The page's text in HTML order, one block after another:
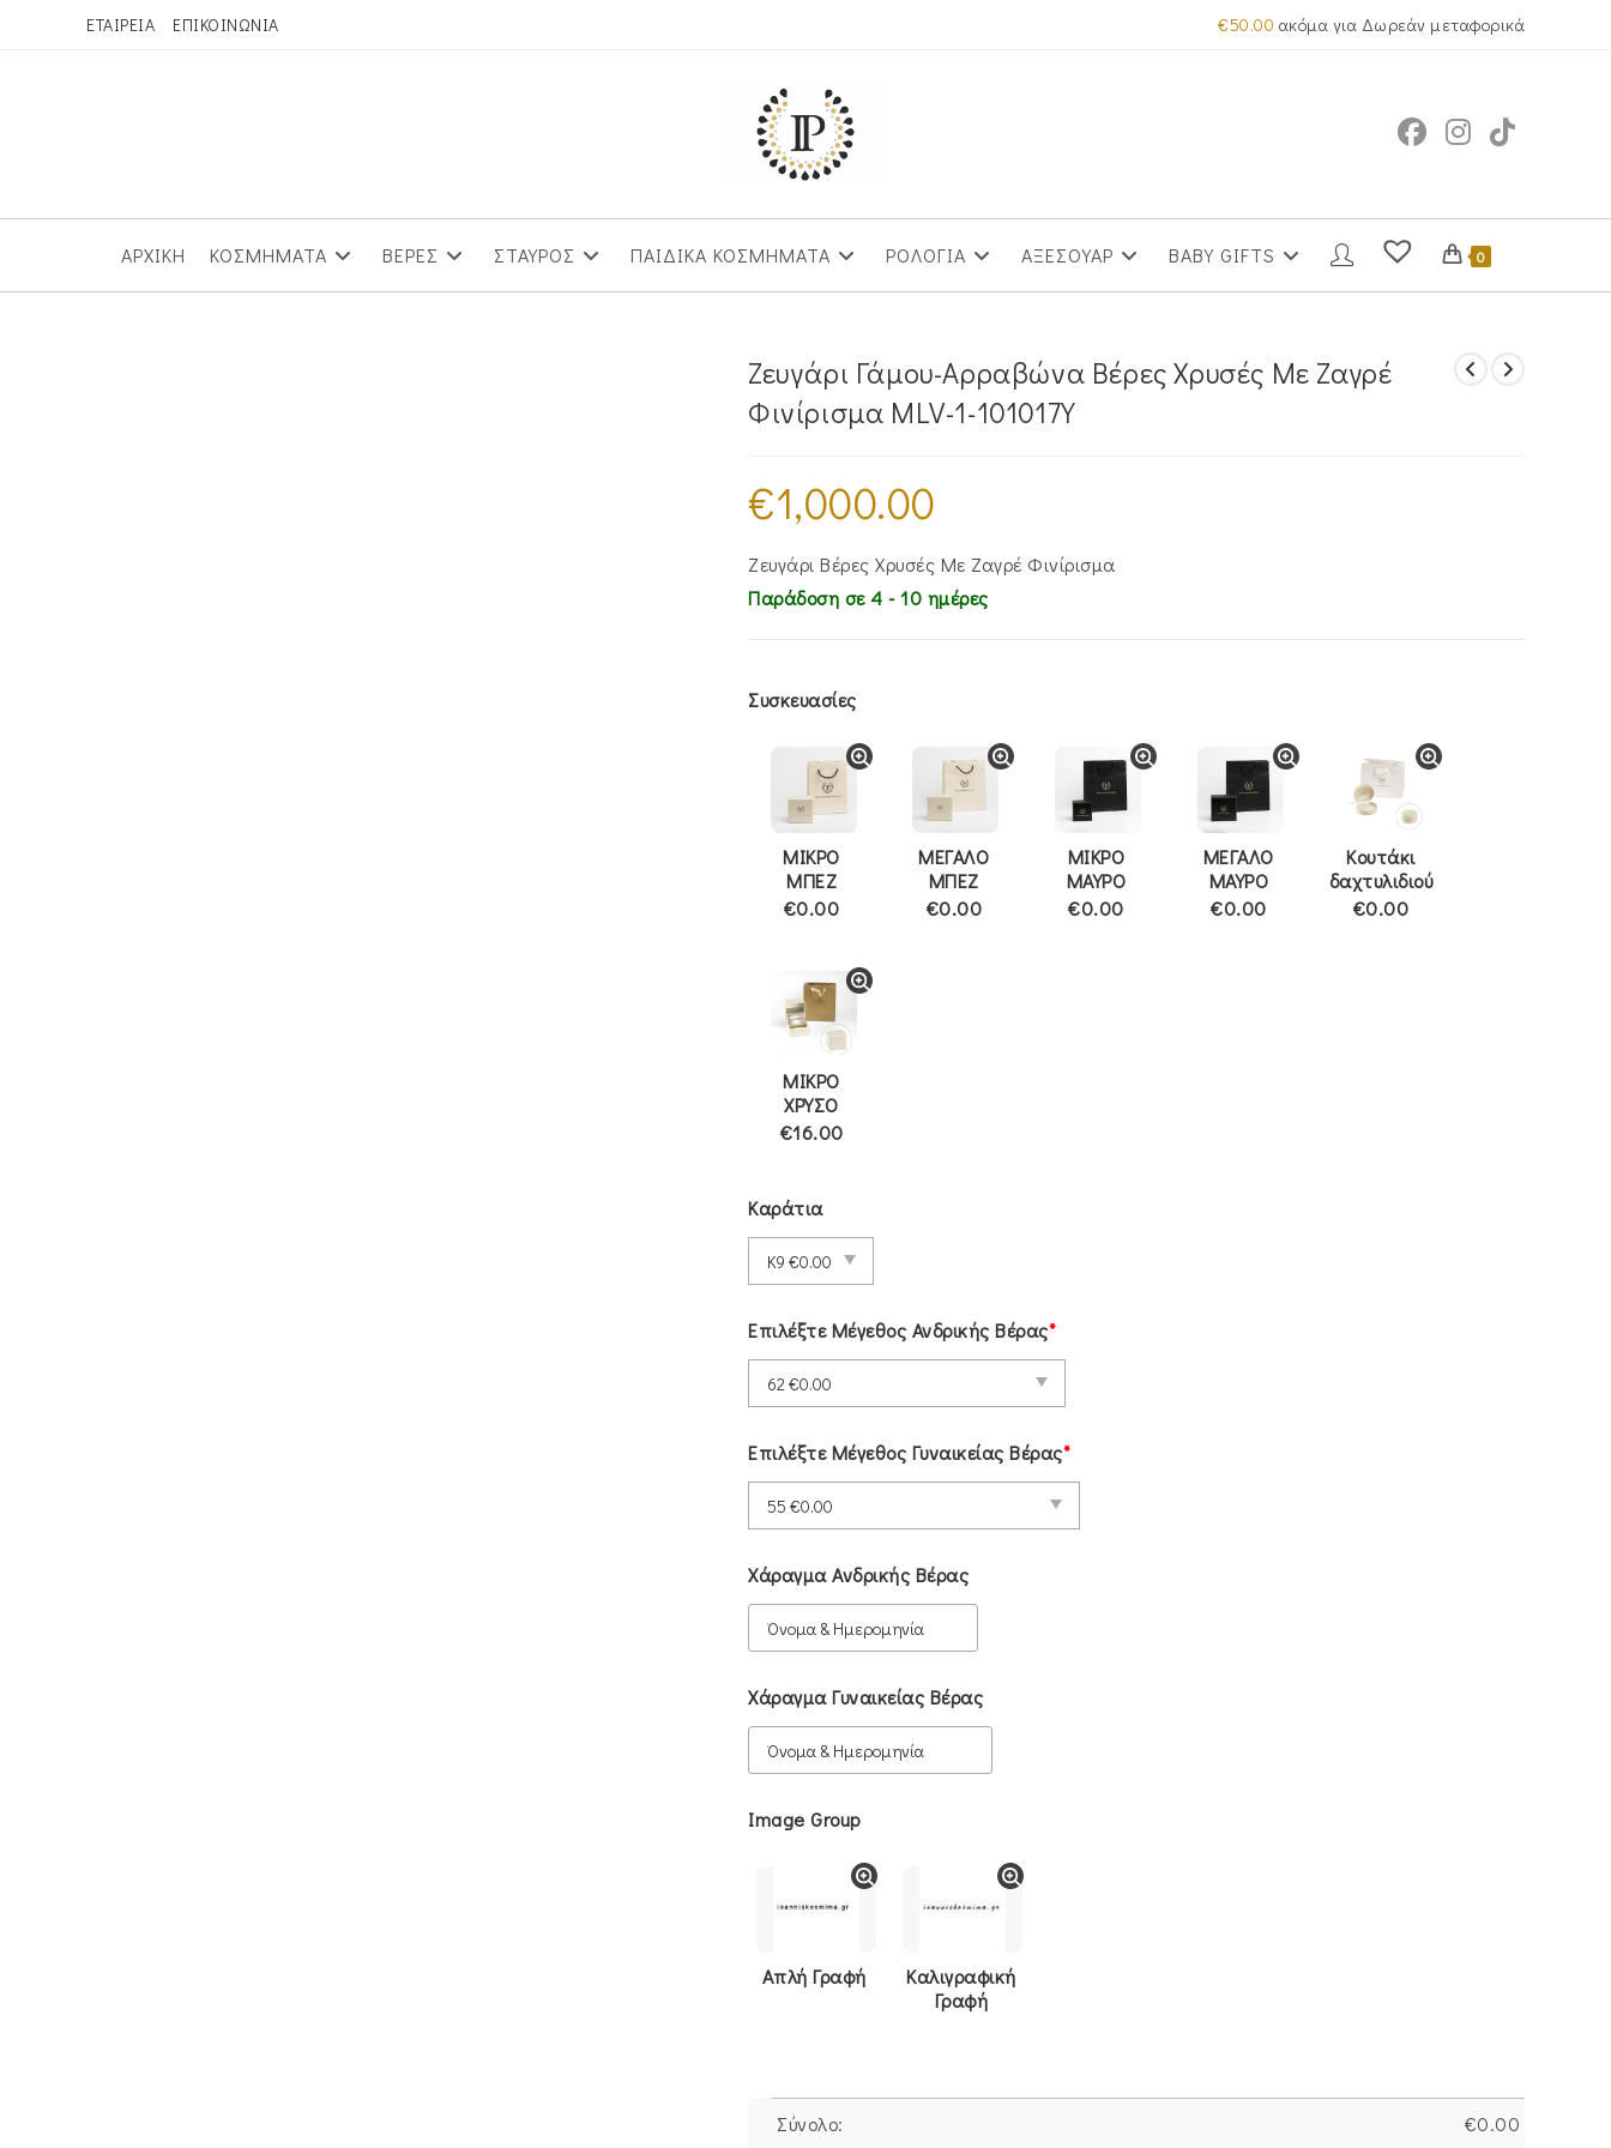
ΕΤΑΙΡΕΙΑ ΕΠΙΚΟΙΝΩΝΙΑ €50.00 ακόμα για Δωρεάν μεταφορικά
ΑΡΧΙΚΗ ΚΟΣΜΗΜΑΤΑ ΒΕΡΕΣ ΣΤΑΥΡΟΣ ΠΑΙΔΙΚΑ ΚΟΣΜΗΜΑΤΑ ΡΟΛΟΓΙΑ ΑΞΕΣΟΥΑΡ BABY GIFTS 0
Ζευγάρι Γάμου-Αρραβώνα Βέρες Χρυσές Με Ζαγρέ
Φινίρισμα MLV-1-101017Y
€1,000.00
Ζευγάρι Βέρες Χρυσές Με Ζαγρέ Φινίρισμα
Παράδοση σε 4 - 10 ημέρες
Συσκευασίες
ΜΙΚΡΟ
ΜΠΕΖ
€0.00
ΜΕΓΑΛΟ
ΜΠΕΖ
€0.00
ΜΙΚΡΟ
ΜΑΥΡΟ
€0.00
ΜΕΓΑΛΟ
ΜΑΥΡΟ
€0.00
Κουτάκι
δαχτυλιδιού
€0.00
ΜΙΚΡΟ
ΧΡΥΣΟ
€16.00
Καράτια
Επιλέξτε Μέγεθος Ανδρικής Βέρας*
Επιλέξτε Μέγεθος Γυναικείας Βέρας*
Χάραγμα Ανδρικής Βέρας
Χάραγμα Γυναικείας Βέρας
Image Group
Απλή Γραφή
Καλιγραφική
Γραφή
Σύνολο: €0.00